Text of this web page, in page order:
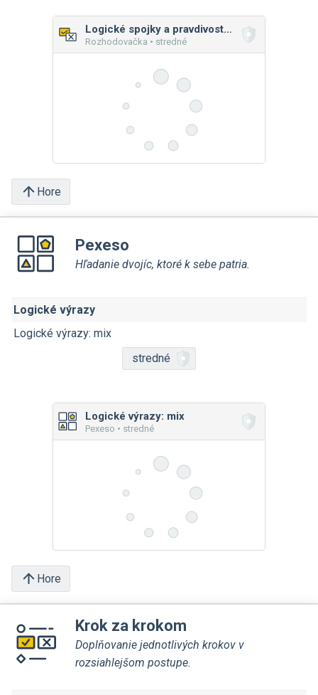
Logické spojky a pravdivostné tabuľky
Rozhodovačka • stredné
Hore
Pexeso
Hľadanie dvojíc, ktoré k sebe patria.
Logické výrazy
Logické výrazy: mix
stredné
Logické výrazy: mix
Pexeso • stredné
Hore
Krok za krokom
Doplňovanie jednotlivých krokov v
rozsiahlejšom postupe.